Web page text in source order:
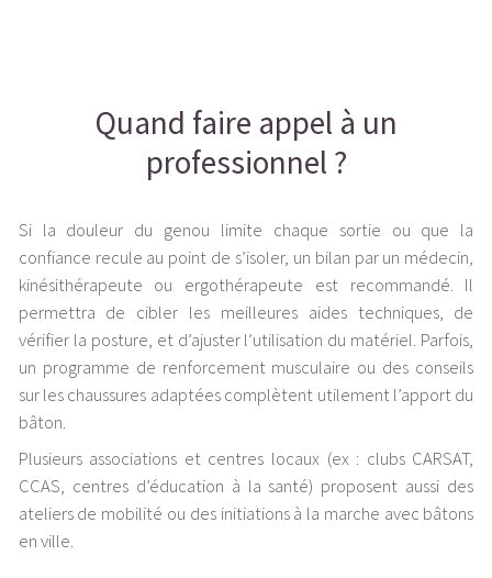
Quand faire appel à un
professionnel ?
Si la douleur du genou limite chaque sortie ou que la
confiance recule au point de s’isoler, un bilan par un médecin,
kinésithérapeute ou ergothérapeute est recommandé. Il
permettra de cibler les meilleures aides techniques, de
vérifier la posture, et d’ajuster l’utilisation du matériel. Parfois,
un programme de renforcement musculaire ou des conseils
sur les chaussures adaptées complètent utilement l’apport du
bâton.
Plusieurs associations et centres locaux (ex : clubs CARSAT,
CCAS, centres d’éducation à la santé) proposent aussi des
ateliers de mobilité ou des initiations à la marche avec bâtons
en ville.